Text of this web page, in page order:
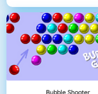
Bubble Shooter